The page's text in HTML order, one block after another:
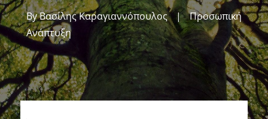
ByΒασίλης Καραγιαννόπουλος |
Προσωπική
Ανάπτυξη